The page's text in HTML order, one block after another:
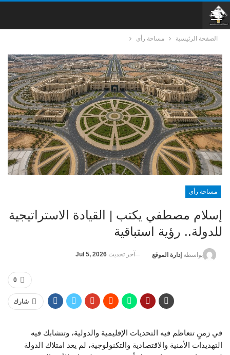
الصفحة الرئيسية مساحة رأي
مساحة رأي
إسلام مصطفي يكتب | القيادة الاستراتيجية
للدولة.. رؤية استباقية
بواسطة إدارة الموقع آخر تحديث Jul 5, 2026
0
شارك
في زمنٍ تتعاظم فيه التحديات الإقليمية والدولية، وتتشابك فيه
التهديدات الأمنية والاقتصادية والتكنولوجية، لم يعد امتلاك الدولة